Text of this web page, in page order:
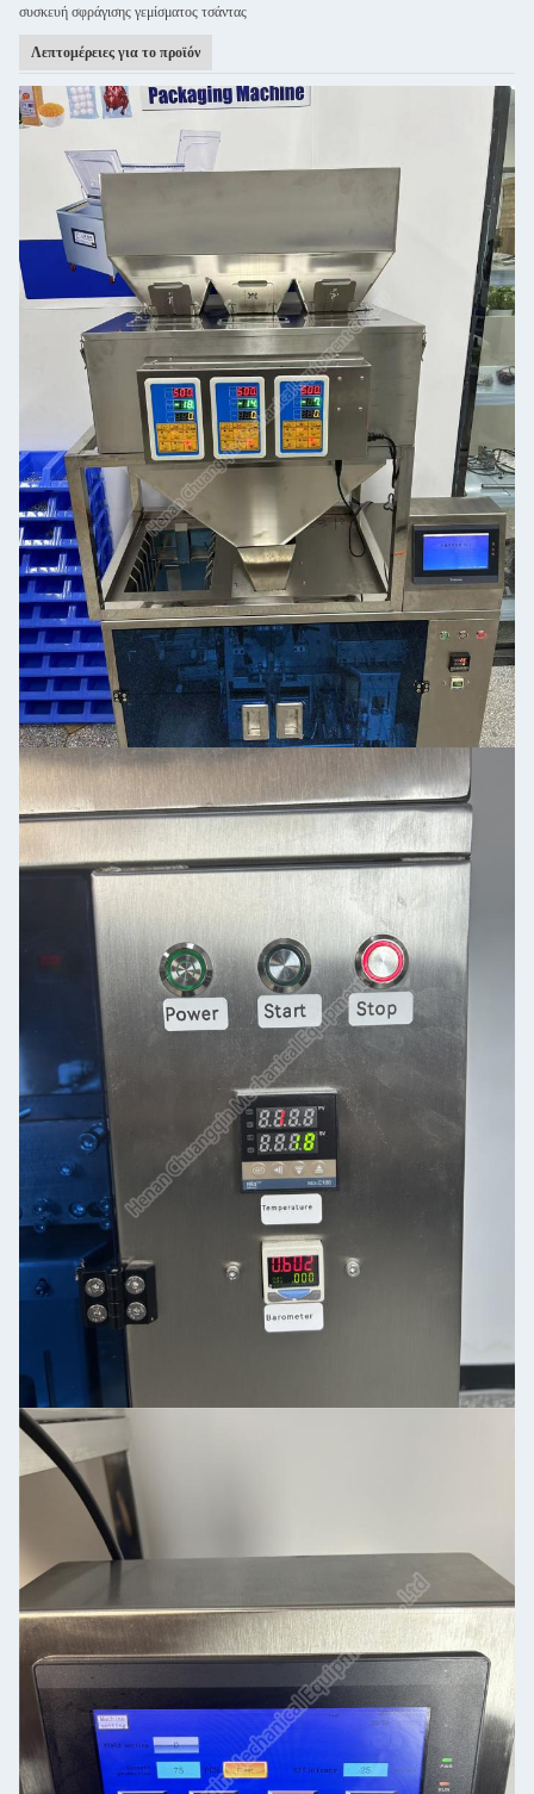
συσκευή σφράγισης γεμίσματος τσάντας
Λεπτομέρειες για το προϊόν